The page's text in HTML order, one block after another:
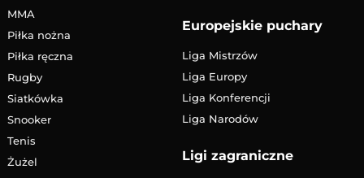
MMA
Piłka nożna
Piłka ręczna
Rugby
Siatkówka
Snooker
Tenis
Żużel
Europejskie puchary
Liga Mistrzów
Liga Europy
Liga Konferencji
Liga Narodów
Ligi zagraniczne